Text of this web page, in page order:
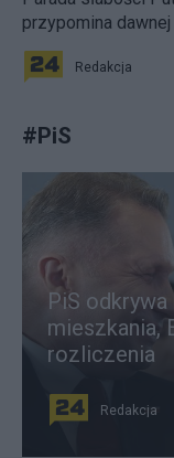
przypomina
Redakcja
#PiS
PiS odkrywa
mieszkania,
rozliczenia
Redakcja